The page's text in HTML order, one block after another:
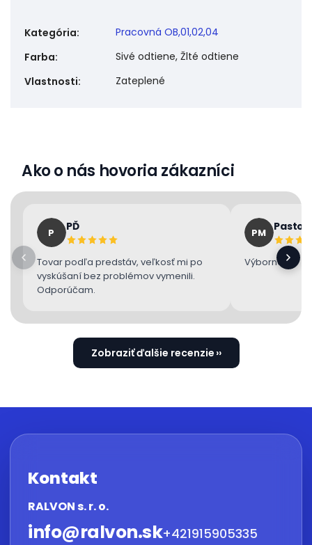
Kategória:
Pracovná OB,01,02,04
Farba:
Sivé odtiene, Žlté odtiene
Vlastnosti: Zateplené
Ako o nás hovoria zákazníci
P PĎ
Tovar podľa predstáv, veľkosť mi po
vyskúšaní bez problémov vymenili.
Odporúčam.
PM
Výborne 👌
Zobraziť ďalšie recenzie
Kontakt
RALVON s. r. o.
info@ralvon.sk+421915905335